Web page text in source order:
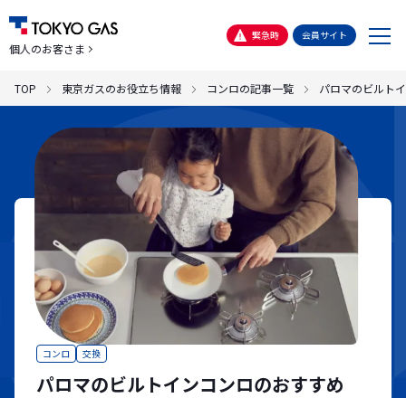
個人のお客さま
緊急時 会員サイト
メ
ー
TOP 東京ガスのお役立ち情報 コンロの記事一覧 パロマのビルト
コンロ 交換
パロマのビルトインコンロのおすすめ